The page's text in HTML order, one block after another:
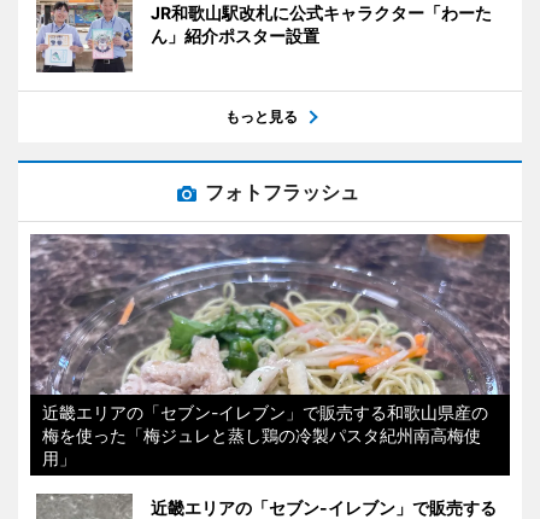
JR和歌山駅改札に公式キャラクター「わーた
ん」紹介ポスター設置
もっと見る
フォトフラッシュ
近畿エリアの「セブン-イレブン」で販売する和歌山県産の
梅を使った「梅ジュレと蒸し鶏の冷製パスタ紀州南高梅使
用」
近畿エリアの「セブン-イレブン」で販売する